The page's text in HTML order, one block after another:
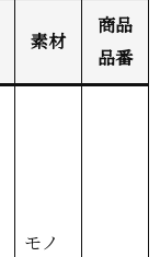
素材
商品
品番
モノ